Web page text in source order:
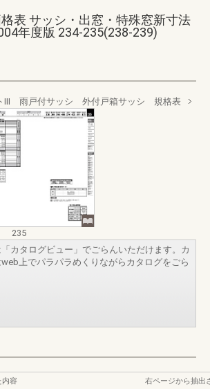
表 サッシ・出窓・特殊窓新寸法
年度版 234-235(238-239)
Ⅲ 雨戸付サッシ 外付戸箱サッシ 規格表
235
カタログビュー」でごらんいただけます。カ
上でパラパラめくりながらカタログをごら
内容
右ページから抽出